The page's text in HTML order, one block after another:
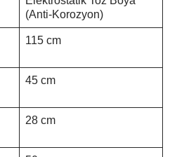
(Anti-Korozyon)
115 cm
45 cm
28 cm